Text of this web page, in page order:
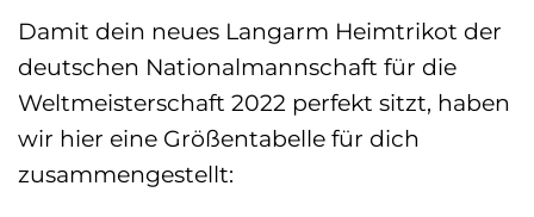
Damit dein neues Langarm Heimtrikot der
deutschen Nationalmannschaft für die
Weltmeisterschaft 2022 perfekt sitzt, haben
wir hier eine Größentabelle für dich
zusammengestellt: